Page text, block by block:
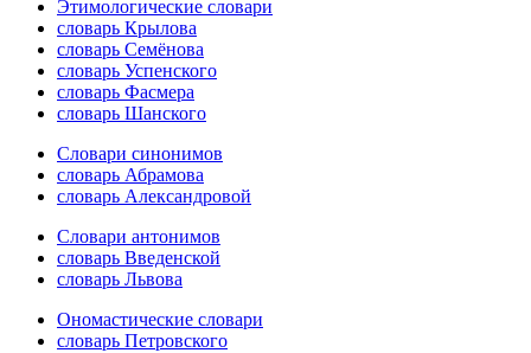
Этимологические словари
словарь Крылова
словарь Семёнова
словарь Успенского
словарь Фасмера
словарь Шанского
Словари синонимов
словарь Абрамова
словарь Александровой
Словари антонимов
словарь Введенской
словарь Львова
Ономастические словари
словарь Петровского